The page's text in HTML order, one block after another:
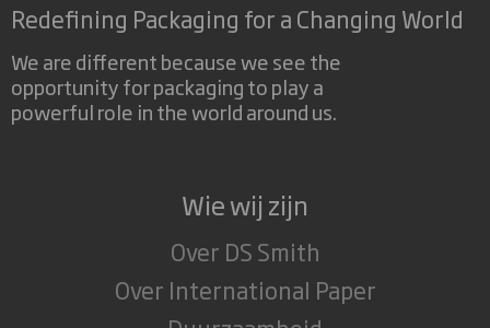
Redefining Packaging for a Changing World
We are different because we see the
opportunity for packaging to play a
powerful role in the world around us.
Wie wij zijn
Over DS Smith
Over International Paper